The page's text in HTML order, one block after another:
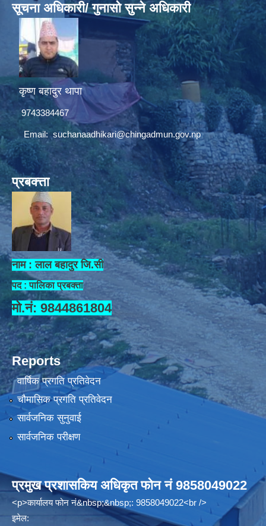
सूचना अधिकारी/ गुनासो सुन्ने अधिकारी
कृष्ण बहादुर थापा
9743384467
Email:suchanaadhikari@chingadmun.gov.np
प्रबक्त्ता
नाम : लाल बहादुर जि.सी
पद : पालिका प्रबक्ता
मो.नं: 9844861804
Reports
वार्षिक प्रगति प्रतिवेदन
चौमासिक प्रगति प्रतिवेदन
सार्वजनिक सुनुवाई
सार्वजनिक परीक्षण
प्रमुख प्रशासकिय अधिकृत फोन नं 9858049022
<p>कार्यालय फोन नं&nbsp;&nbsp;: 9858049022<br />
इमेल: